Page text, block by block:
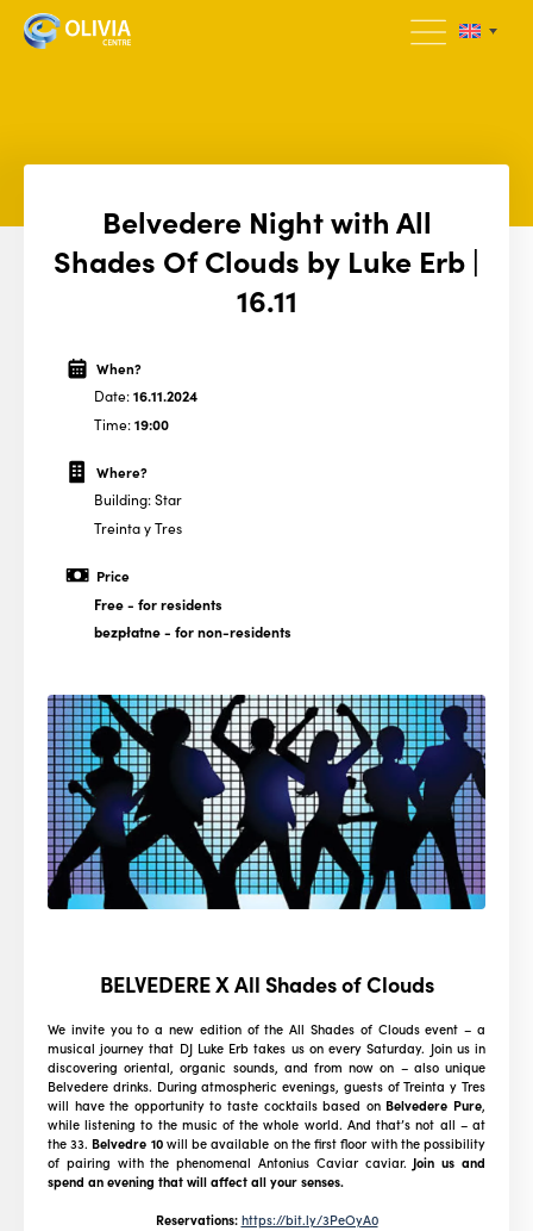
Belvedere Night with All
Shades Of Clouds by Luke Erb |
16.11
When?
Date:16.11.2024
Time:19:00
Where?
Building: Star
Treinta y Tres
Price
Free- for residents
bezpłatne- for non-residents
BELVEDERE X All Shades of Clouds
We invite you to a new edition of the All Shades of Clouds event – a
musical journey that DJ Luke Erb takes us on every Saturday. Join us in
discovering oriental, organic sounds, and from now on – also unique
Belvedere drinks. During atmospheric evenings, guests of Treinta y Tres
will have the opportunity to taste cocktails based on Belvedere Pure,
while listening to the music of the whole world. And that’s not all – at
the 33. Belvedre 10will be available on the first floor with the possibility
of pairing with the phenomenal Antonius Caviar caviar. Join us and
spend an evening that will affect all your senses.
Reservations: https://bit.ly/3PeOyA0